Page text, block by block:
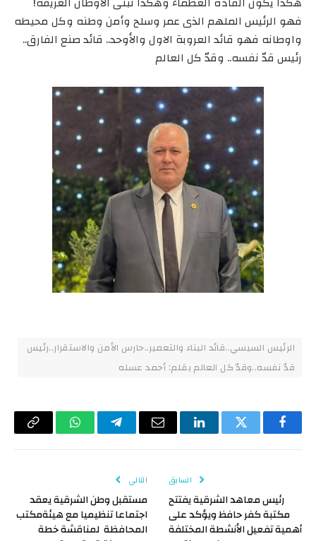
فهو الرئيس الملهم الذى عمر وسلح وأمن وطنه وكل محيطه
واوطانه فهو قائد العروبة الاول والأوحد.. قائد صنع الفارق..
رئيس قدّ نفسه.. وقدّ كل العالم
الرئيس السيسي..قائد البناء والتعمير..حارس الأمن والاستقرار..رئيس
قدّ نفسه..وقدّ كل العالم بقلم: أحمد عسله
فيسبوكتويتر لينكدإن البريد
تيلقرام واتسابCopy
السابق
رئيس معاهد الشرقية يفتتح
مكتبة كفر حافظ ويؤكد على
أهمية تفعيل الأنشطة المختلفة
التالي
مستقبل وطن الشرقية يعقد
اجتماعا تنظيميا مع هيئةمكتب
المحافظة لمناقشة خطة